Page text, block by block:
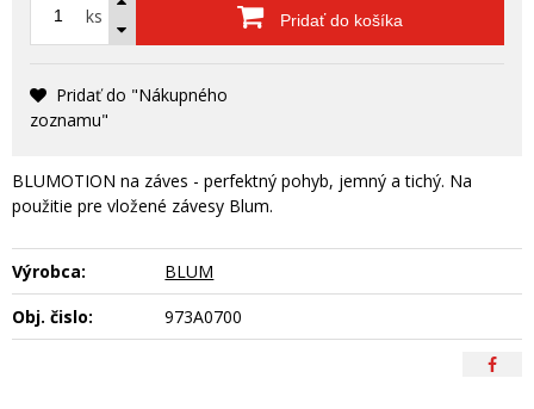
ks Pridať do košíka
Pridať do "Nákupného
zoznamu"
BLUMOTION na záves - perfektný pohyb, jemný a tichý. Na
použitie pre vložené závesy Blum.
Výrobca:
BLUM
Obj. čislo:
973A0700